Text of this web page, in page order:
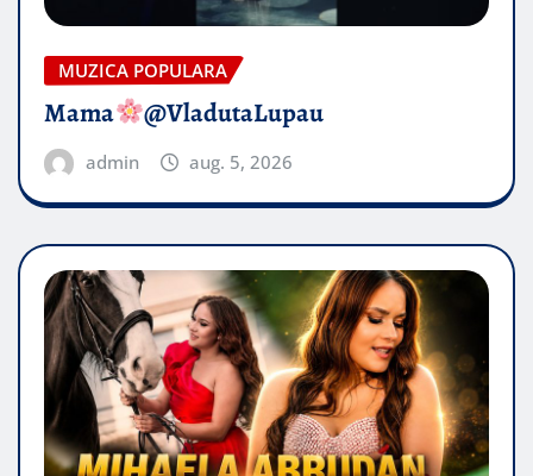
MUZICA POPULARA
Mama @VladutaLupau
admin aug. 5, 2026